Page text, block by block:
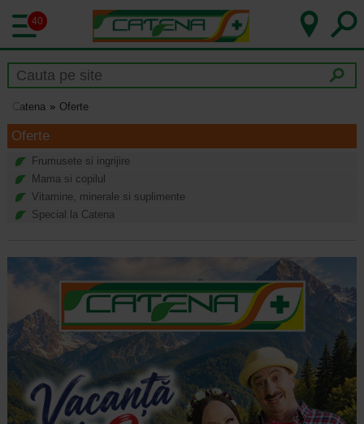
40
Catena Oferte
Oferte
Frumusete si ingrijire
Mama si copilul
Vitamine, minerale si suplimente
Special la Catena